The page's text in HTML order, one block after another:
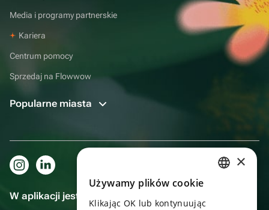
Media i programy partnerskie
Kariera
Centrum pomocy
Sprzedaj na Flowwow
Popularne miasta
W aplikacji jest to jeszcze wygodniejsze!
×
Używamy plików cookie
Klikając OK lub kontynuując